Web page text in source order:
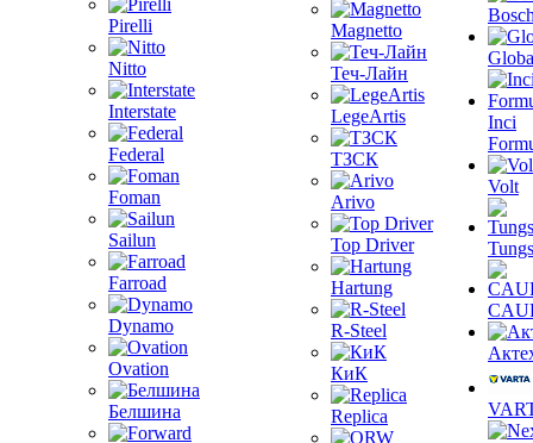
Pirelli
Nitto
Interstate
Federal
Foman
Sailun
Farroad
Dynamo
Ovation
Белшина
Magnetto
Теч-Лайн
LegeArtis
ТЗСК
Arivo
Top Driver
Hartung
R-Steel
КиК
Replica
Inci
Volt